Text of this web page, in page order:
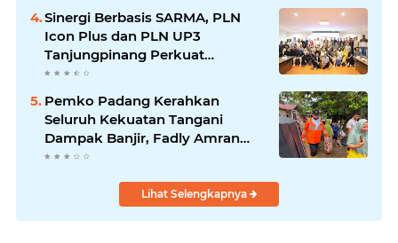
Sinergi Berbasis SARMA, PLN
Icon Plus dan PLN UP3
Tanjungpinang Perkuat
Kolaborasi Strategis
Pemko Padang Kerahkan
Seluruh Kekuatan Tangani
Dampak Banjir, Fadly Amran
Desak Percepatan Proyek
Lihat Selengkapnya